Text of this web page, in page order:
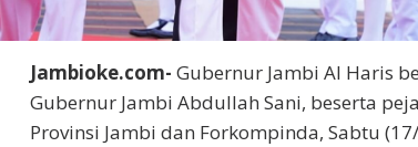
Jambioke.com- Gubernur Jambi Al Haris
Gubernur Jambi Abdullah Sani, beserta
Provinsi Jambi dan Forkompinda, Sabtu